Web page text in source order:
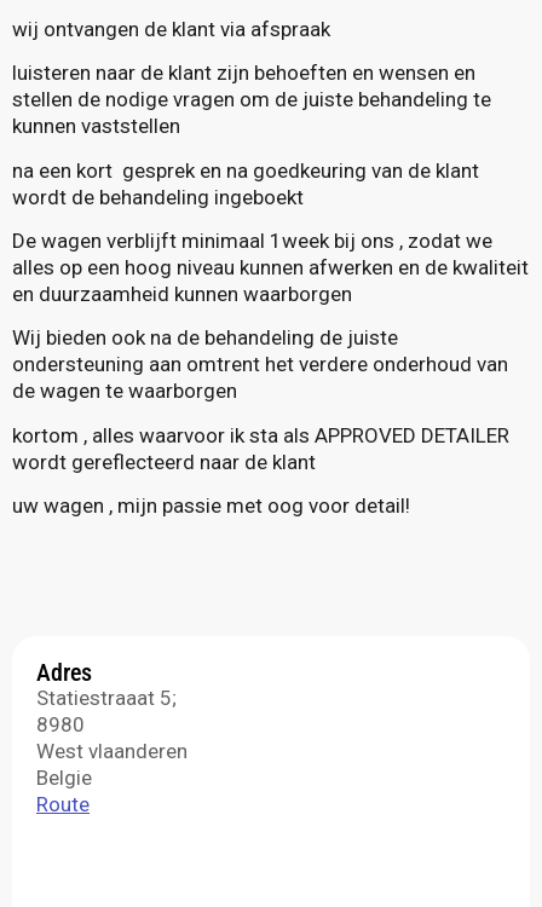
wij ontvangen de klant via afspraak
luisteren naar de klant zijn behoeften en wensen en
stellen de nodige vragen om de juiste behandeling te
kunnen vaststellen
na een kort gesprek en na goedkeuring van de klant
wordt de behandeling ingeboekt
De wagen verblijft minimaal 1week bij ons , zodat we
alles op een hoog niveau kunnen afwerken en de kwaliteit
en duurzaamheid kunnen waarborgen
Wij bieden ook na de behandeling de juiste
ondersteuning aan omtrent het verdere onderhoud van
de wagen te waarborgen
kortom , alles waarvoor ik sta als APPROVED DETAILER
wordt gereflecteerd naar de klant
uw wagen , mijn passie met oog voor detail!
Adres
Statiestraaat 5;
8980
West vlaanderen
Belgie
Route